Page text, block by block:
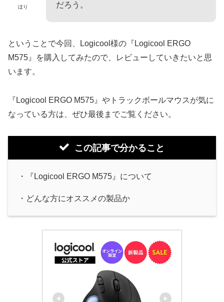
ほり
だろう。
ということで今回、Logicool様の『Logicool ERGO
M575』を購入してみたので、レビューしていきたいと思
います。
『Logicool ERGO M575』やトラックボールマウスが気に
なっている方は、ぜひ最後までご覧ください。
この記事で分かること
・『Logicool ERGO M575』について
・どんな方にオススメの製品か